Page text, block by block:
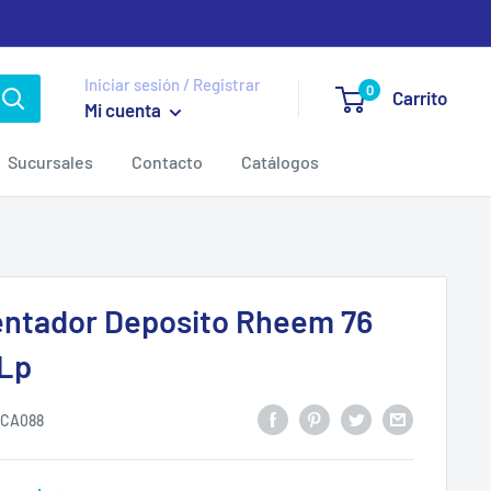
Iniciar sesión / Registrar
Mi cuenta
0 Carrito
Sucursales Contacto Catálogos
Deposito Rheem 76